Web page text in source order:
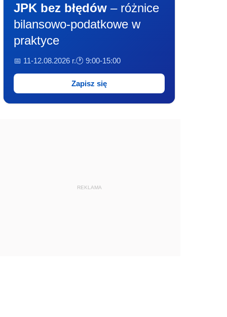
JPK bez błędów – różnice
bilansowo-podatkowe w
praktyce
📅 11-12.08.2026 r.🕐 9:00-15:00
Zapisz się
REKLAMA